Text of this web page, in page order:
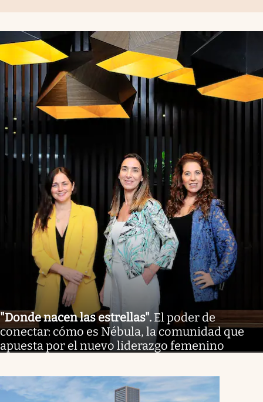
"Donde nacen las estrellas". El poder de
conectar: cómo es Nébula, la comunidad que
apuesta por el nuevo liderazgo femenino